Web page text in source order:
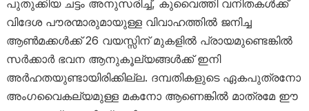
പുതുക്കിയ ചട്ടം അനുസരിച്ച്, കുവൈത്തി വനിതകൾക്ക്
വിദേശ പൗരന്മാരുമായുള്ള വിവാഹത്തിൽ ജനിച്ച
ആൺമക്കൾക്ക് 26 വയസ്സിന് മുകളിൽ പ്രായമുണ്ടെങ്കിൽ
സർക്കാർ ഭവന ആനുകൂല്യങ്ങൾക്ക് ഇനി
അർഹതയുണ്ടായിരിക്കില്ല. ദമ്പതികളുടെ ഏകപുത്രനോ
അംഗവൈകല്യമുള്ള മകനോ ആണെങ്കിൽ മാത്രമേ ഈ